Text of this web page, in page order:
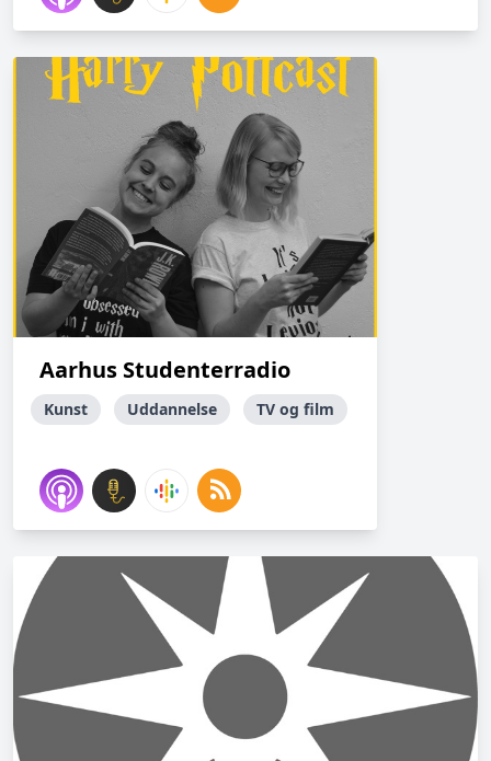
Aarhus Studenterradio
Kunst Uddannelse TV og film